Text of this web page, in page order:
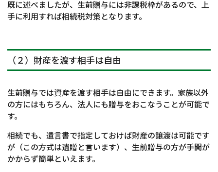
既に述べましたが、生前贈与には非課税枠があるので、上
手に利用すれば相続税対策となります。
（２）財産を渡す相手は自由
生前贈与では資産を渡す相手は自由にできます。家族以外
の方にはもちろん、法人にも贈与をおこなうことが可能で
す。
相続でも、遺言書で指定しておけば財産の譲渡は可能です
が（この方式は遺贈と言います）、生前贈与の方が手間が
かからず簡単といえます。